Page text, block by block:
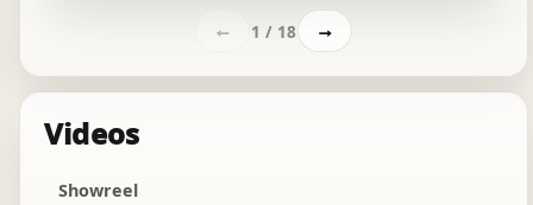
orchestral
"vers les murmures" seq8
← 1 / 18 →
Videos
Showreel